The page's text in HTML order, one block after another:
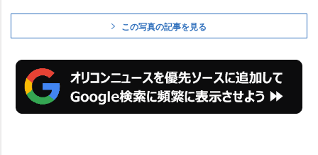
この写真の記事を見る